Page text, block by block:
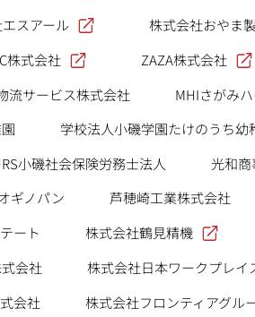
スアール 株式会社おやま
株式会社 ZAZA株式会社
流サービス株式会社 MHIさがみ
学校法人小磯学園たけのうち幼
小磯社会保険労務士法人 光和
ギノパン 芦穂崎工業株式会社
ート 株式会社鶴見精機
会社 株式会社日本ワークプレイ
会社 株式会社フロンティアグル